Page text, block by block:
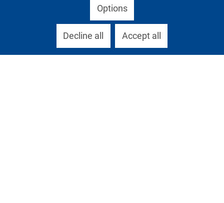
Options
Decline all Accept all